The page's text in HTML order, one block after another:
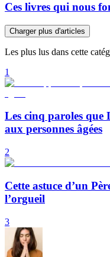
Ces livres qui nous
Charger plus d'articles
Les plus lus dans cette
1
Les cinq paroles
aux personnes âgées
2
Cette astuce d’un
l’orgueil
3